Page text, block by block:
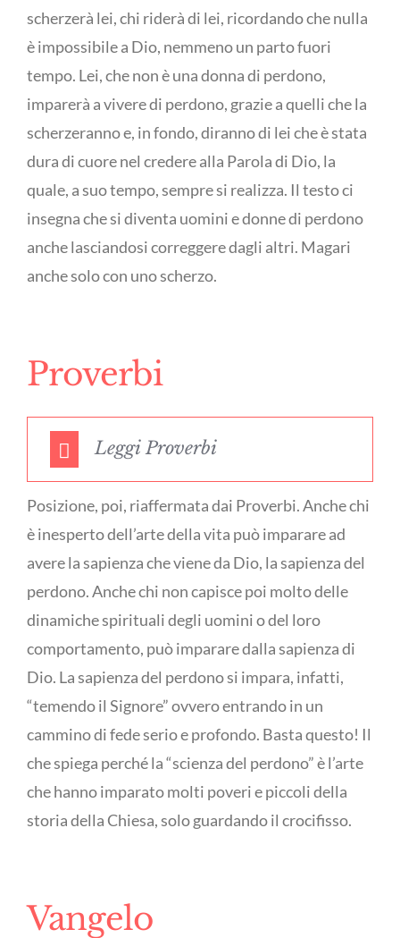
scherzerà lei, chi riderà di lei, ricordando che nulla
è impossibile a Dio, nemmeno un parto fuori
tempo. Lei, che non è una donna di perdono,
imparerà a vivere di perdono, grazie a quelli che la
scherzeranno e, in fondo, diranno di lei che è stata
dura di cuore nel credere alla Parola di Dio, la
quale, a suo tempo, sempre si realizza. Il testo ci
insegna che si diventa uomini e donne di perdono
anche lasciandosi correggere dagli altri. Magari
anche solo con uno scherzo.
Proverbi
Leggi Proverbi
Posizione, poi, riaffermata dai Proverbi. Anche chi
è inesperto dell’arte della vita può imparare ad
avere la sapienza che viene da Dio, la sapienza del
perdono. Anche chi non capisce poi molto delle
dinamiche spirituali degli uomini o del loro
comportamento, può imparare dalla sapienza di
Dio. La sapienza del perdono si impara, infatti,
“temendo il Signore” ovvero entrando in un
cammino di fede serio e profondo. Basta questo! Il
che spiega perché la “scienza del perdono” è l’arte
che hanno imparato molti poveri e piccoli della
storia della Chiesa, solo guardando il crocifisso.
Vangelo